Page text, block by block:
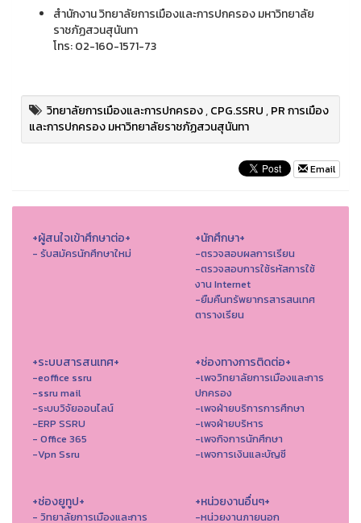
สำนักงาน วิทยาลัยการเมืองและการปกครอง มหาวิทยาลัย
ราชภัฏสวนสุนันทา
โทร: 02-160-1571-73
วิทยาลัยการเมืองและการปกครอง,CPG.SSRU,PR การเมือง
และการปกครอง มหาวิทยาลัยราชภัฏสวนสุนันทา
Email
+ผู้สนใจเข้าศึกษาต่อ+
- รับสมัครนักศึกษาใหม่
+นักศึกษา+
-ตรวจสอบผลการเรียน
-ตรวจสอบการใช้รหัสการใช้
งาน Internet
-ยืมคืนทรัพยากรสารสนเทศ
ตารางเรียน
+ระบบสารสนเทศ+
-eoffice ssru
-ssru mail
-ระบบวิจัยออนไลน์
-ERP SSRU
- Office 365
-Vpn Ssru
+ช่องทางการติดต่อ+
-เพจวิทยาลัยการเมืองและการ
ปกครอง
-เพจฝ่ายบริการการศึกษา
-เพจฝ่ายบริหาร
-เพจกิจการนักศึกษา
-เพจการเงินและบัญชี
+ช่องยูทูป+
- วิทยาลัยการเมืองและการ
+หน่วยงานอื่นๆ+
-หน่วยงานภายนอก